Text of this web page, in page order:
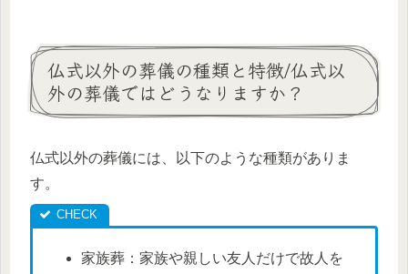
仏式以外の葬儀の種類と特徴/仏式以
外の葬儀ではどうなりますか？
仏式以外の葬儀には、以下のような種類がありま
す。
家族葬：家族や親しい友人だけで故人を